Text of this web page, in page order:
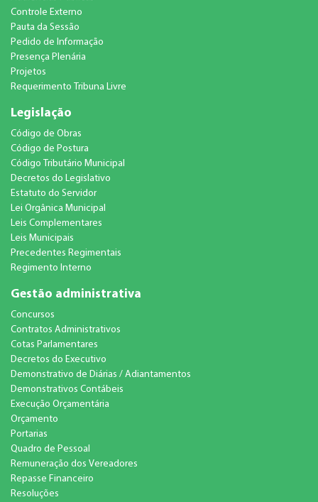
Controle Externo
Pauta da Sessão
Pedido de Informação
Presença Plenária
Projetos
Requerimento Tribuna Livre
Legislação
Código de Obras
Código de Postura
Código Tributário Municipal
Decretos do Legislativo
Estatuto do Servidor
Lei Orgânica Municipal
Leis Complementares
Leis Municipais
Precedentes Regimentais
Regimento Interno
Gestão administrativa
Concursos
Contratos Administrativos
Cotas Parlamentares
Decretos do Executivo
Demonstrativo de Diárias / Adiantamentos
Demonstrativos Contábeis
Execução Orçamentária
Orçamento
Portarias
Quadro de Pessoal
Remuneração dos Vereadores
Repasse Financeiro
Resoluções